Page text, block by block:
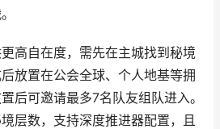
高自在度，需先在主城找到秘境
放置在公会全球、个人地基等拥
后可邀请最多7名队友组队进入。
层数，支持深度推进器配置，且